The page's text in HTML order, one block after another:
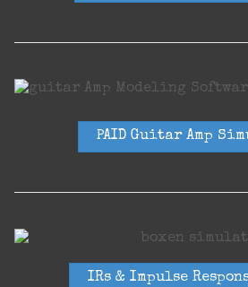
PAID Guitar Amp
IRs & Impulse